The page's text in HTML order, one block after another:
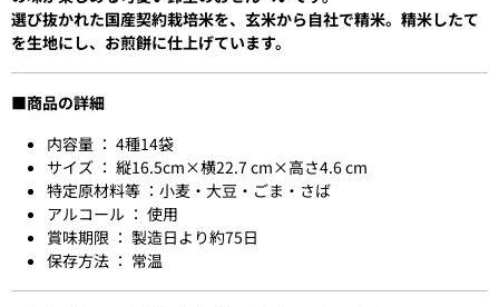
選び抜かれた国産契約栽培米を、玄米から自社で精米。精米したて
を生地にし、お煎餅に仕上げています。
■商品の詳細
内容量 ： 4種14袋
サイズ ： 縦16.5cm×横22.7 cm×高さ4.6 cm
特定原材料等 ：小麦・大豆・ごま・さば
アルコール ： 使用
賞味期限 ： 製造日より約75日
保存方法 ： 常温